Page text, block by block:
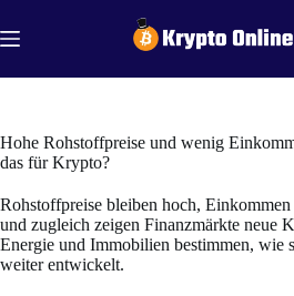
Inhalt
springen
Hohe Rohstoffpreise und wenig
das für Krypto?
Rohstoffpreise bleiben hoch, Einkommen
und zugleich zeigen Finanzmärkte neue
Energie und Immobilien bestimmen, wie
weiter entwickelt.